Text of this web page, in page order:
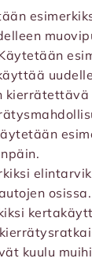
osissa.
kuulu